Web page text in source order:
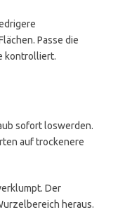
Passe die
kontrolliert.
sofort loswerden.
auf trockenere
Der
heraus.